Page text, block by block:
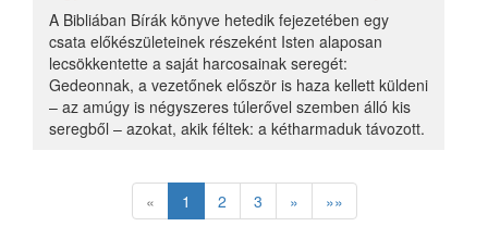
LÉLEKÉPÍTŐ